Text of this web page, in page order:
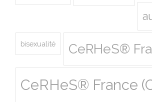
bisexualité CeRHeS®
CeRHeS® France